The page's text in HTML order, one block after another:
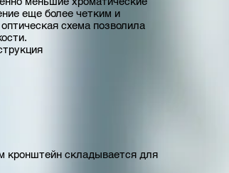
еще более четким и
схема позволила
кронштейн складывается для